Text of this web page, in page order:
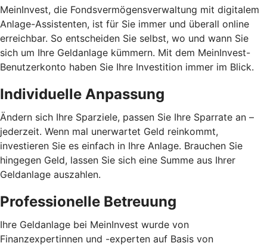
MeinInvest, die Fondsvermögensverwaltung mit digitalem
Anlage-Assistenten, ist für Sie immer und überall online
erreichbar. So entscheiden Sie selbst, wo und wann Sie
sich um Ihre Geldanlage kümmern. Mit dem MeinInvest-
Benutzerkonto haben Sie Ihre Investition immer im Blick.
Individuelle Anpassung
Ändern sich Ihre Sparziele, passen Sie Ihre Sparrate an –
jederzeit. Wenn mal unerwartet Geld reinkommt,
investieren Sie es einfach in Ihre Anlage. Brauchen Sie
hingegen Geld, lassen Sie sich eine Summe aus Ihrer
Geldanlage auszahlen.
Professionelle Betreuung
Ihre Geldanlage bei MeinInvest wurde von
Finanzexpertinnen und -experten auf Basis von